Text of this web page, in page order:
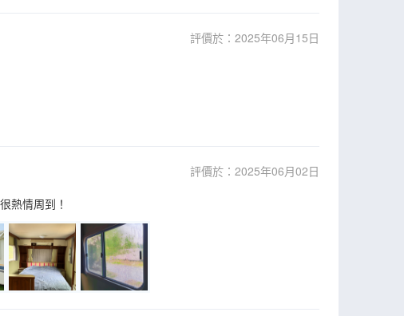
評價於：2025年06月15日
評價於：2025年06月02日
熱情周到！